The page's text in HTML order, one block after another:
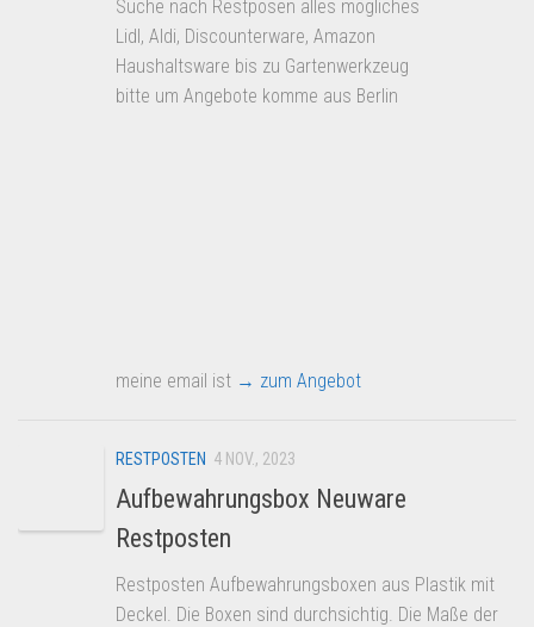
Suche nach Restposen alles mögliches
Lidl, Aldi, Discounterware, Amazon
Haushaltsware bis zu Gartenwerkzeug
bitte um Angebote komme aus Berlin
meine email ist → zum Angebot
RESTPOSTEN 4 NOV., 2023
Aufbewahrungsbox Neuware
Restposten
Restposten Aufbewahrungsboxen aus Plastik mit
Deckel. Die Boxen sind durchsichtig. Die Maße der